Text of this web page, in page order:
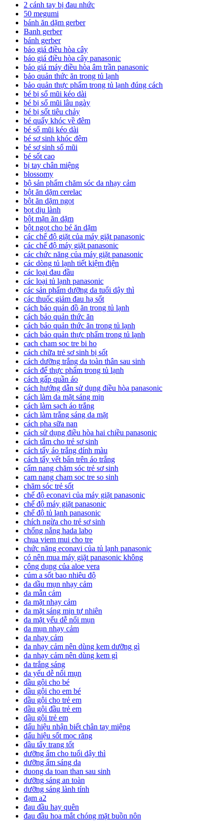
2 cánh tay bị đau nhức
50 megumi
bánh ăn dặm gerber
Banh gerber
bánh gerber
báo giá điều hòa cây
báo giá điều hòa cây panasonic
báo giá máy điều hòa âm trần panasonic
bảo quản thức ăn trong tủ lạnh
bảo quản thực phẩm trong tủ lạnh đúng cách
bé bị sổ mũi kéo dài
bé bị sổ mũi lâu ngày
bé bị sốt tiêu chảy
bé quấy khóc về đêm
bé sổ mũi kéo dài
bé sơ sinh khóc đêm
bé sơ sinh sổ mũi
bé sốt cao
bị tay chân miệng
blossomy
bộ sản phẩm chăm sóc da nhạy cảm
bột ăn dặm cerelac
bột ăn dặm ngọt
bọt dịu lành
bột mặn ăn dặm
bột ngọt cho bé ăn dặm
các chế độ giặt của máy giặt panasonic
các chế độ máy giặt panasonic
các chức năng của máy giặt panasonic
các dòng tủ lạnh tiết kiệm điện
các loại đau đầu
các loại tủ lạnh panasonic
các sản phẩm dưỡng da tuổi dậy thì
các thuốc giảm đau hạ sốt
cách bảo quản đồ ăn trong tủ lạnh
cách bảo quản thức ăn
cách bảo quản thức ăn trong tủ lạnh
cách bảo quản thực phẩm trong tủ lạnh
cach cham soc tre bi ho
cách chữa trẻ sơ sinh bị sốt
cách dưỡng trắng da toàn thân sau sinh
cách để thực phẩm trong tủ lạnh
cách gấp quần áo
cách hướng dẫn sử dụng điều hòa panasonic
cách làm da mặt sáng mịn
cách làm sạch áo trắng
cách làm trắng sáng da mặt
cách pha sữa nan
cách sử dụng điều hòa hai chiều panasonic
cách tắm cho trẻ sơ sinh
cách tẩy áo trắng dính màu
cách tẩy vết bẩn trên áo trắng
cẩm nang chăm sóc trẻ sơ sinh
cam nang cham soc tre so sinh
chăm sóc trẻ sốt
chế độ econavi của máy giặt panasonic
chế độ máy giặt panasonic
chế độ tủ lạnh panasonic
chích ngừa cho trẻ sơ sinh
chống nắng hada labo
chua viem mui cho tre
chức năng econavi của tủ lạnh panasonic
có nên mua máy giặt panasonic không
công dụng của aloe vera
cúm a sốt bao nhiêu độ
da dầu mụn nhạy cảm
da mẫn cảm
da mặt nhạy cảm
da mặt sáng mịn tự nhiên
da mặt yếu dễ nổi mụn
da mụn nhạy cảm
da nhạy cảm
da nhạy cảm nên dùng kem dưỡng gì
da nhạy cảm nên dùng kem gì
da trắng sáng
da yếu dễ nổi mụn
dầu gội cho bé
dầu gội cho em bé
dầu gội cho trẻ em
dầu gội đầu trẻ em
dầu gội trẻ em
dấu hiệu nhận biết chân tay miệng
dấu hiệu sốt mọc răng
dầu tẩy trang tốt
dưỡng ẩm cho tuổi dậy thì
dưỡng ẩm sáng da
duong da toan than sau sinh
dưỡng sáng an toàn
dưỡng sáng lành tính
đạm a2
đau đầu hay quên
đau đầu hoa mắt chóng mặt buồn nôn